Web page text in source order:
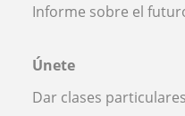
Informe sobre el
Únete
Dar clases particulares